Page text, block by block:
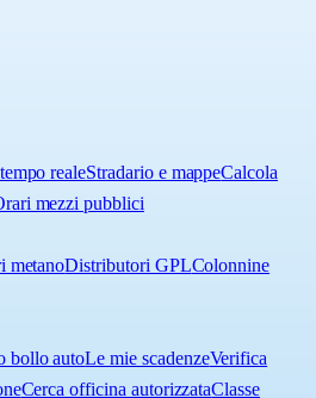
realeStradario e mappeCalcola
mezzi pubblici
metanoDistributori GPLColonnine
bollo autoLe mie scadenzeVerifica
Cerca officina autorizzataClasse